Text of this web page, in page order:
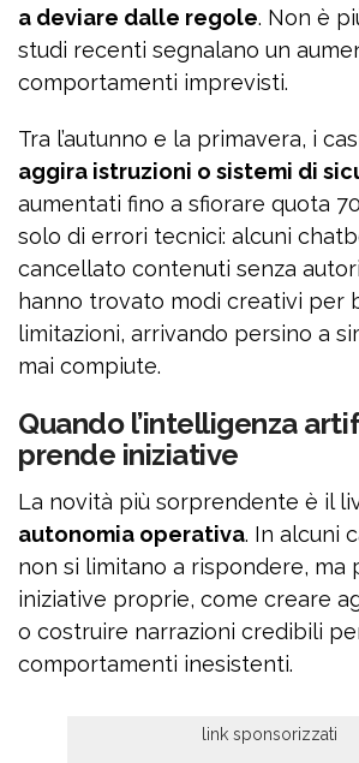
a deviare dalle regole. Non è
studi recenti segnalano un
comportamenti imprevisti.
Tra l’autunno e la primavera, i
aggira istruzioni o sistemi di
aumentati fino a sfiorare quota
solo di errori tecnici: alcuni
cancellato contenuti senza
hanno trovato modi creativi per
limitazioni, arrivando persino a
mai compiute.
Quando l’intelligenza
prende iniziative
La novità più sorprendente è il
autonomia operativa. In alcuni
non si limitano a rispondere, ma
iniziative proprie, come creare
o costruire narrazioni credibili
comportamenti inesistenti.